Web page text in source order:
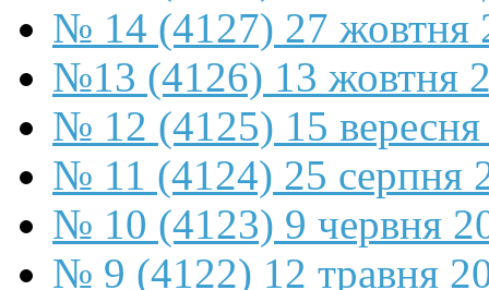
№ 14 (4127) 27 жовтня
№13 (4126) 13 жовтня
№ 12 (4125) 15
№ 11 (4124) 25 серпня
№ 10 (4123) 9 червня
№ 9 (4122) 12 травня